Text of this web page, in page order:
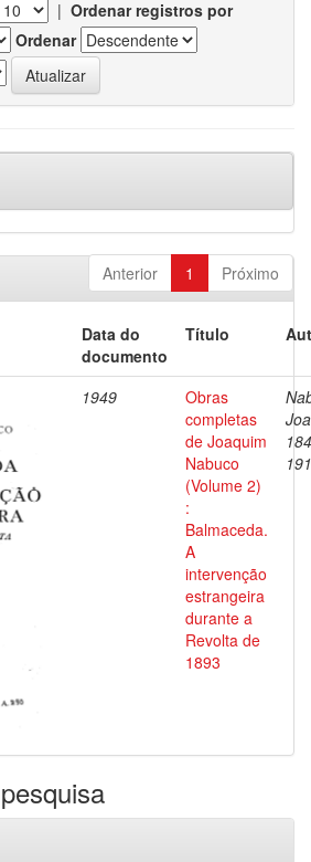
| Ordenar registros por
Ordenar
Anterior 1 Próximo
Data do
documento
Título
1949
Obras
completas
de Joaquim
Nabuco
(Volume 2)
:
Balmaceda.
A
intervenção
estrangeira
durante a
Revolta de
1893